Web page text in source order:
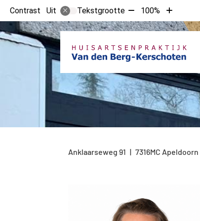
Contrast Uit Tekstgrootte Tekst
verkleinen
met
100%
Tekst
vergroten
met
Anklaarseweg 91 7316MC Apeldoorn